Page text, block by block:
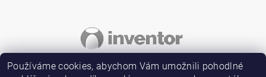
Používáme cookies, abychom Vám umožnili pohodlné